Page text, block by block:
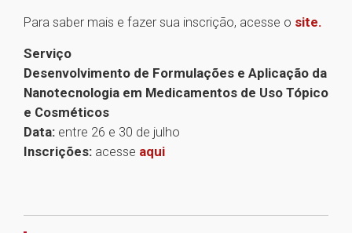
Para saber mais e fazer sua inscrição, acesse o site.
Serviço
Desenvolvimento de Formulações e Aplicação da
Nanotecnologia em Medicamentos de Uso Tópico
e Cosméticos
Data: entre 26 e 30 de julho
Inscrições: acesse aqui